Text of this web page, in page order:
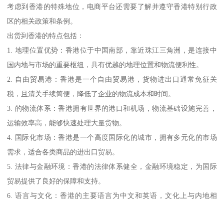
考虑到香港的特殊地位，电商平台还需要了解并遵守香港特别行政
区的相关政策和条例。
出货到香港的特点包括：
1. 地理位置优势：香港位于中国南部，靠近珠江三角洲，是连接中
国内地与市场的重要枢纽，具有优越的地理位置和物流便利性。
2. 自由贸易港：香港是一个自由贸易港，货物进出口通常免征关
税，且清关手续简便，降低了企业的物流成本和时间。
3. 的物流体系：香港拥有世界的港口和机场，物流基础设施完善，
运输效率高，能够快速处理大量货物。
4. 国际化市场：香港是一个高度国际化的城市，拥有多元化的市场
需求，适合各类商品的进出口贸易。
5. 法律与金融环境：香港的法律体系健全，金融环境稳定，为国际
贸易提供了良好的保障和支持。
6. 语言与文化：香港的主要语言为中文和英语，文化上与内地相